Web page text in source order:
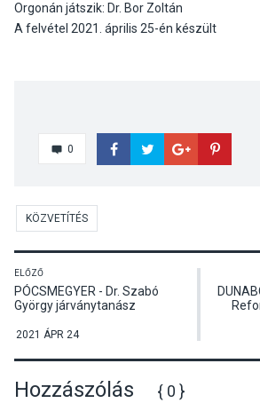
Orgonán játszik: Dr. Bor Zoltán
A felvétel 2021. április 25-én készült
0
KÖZVETÍTÉS
ELŐZŐ
PÓCSMEGYER - Dr. Szabó
György járványtanász
2021 ÁPR 24
Hozzászólás { 0 }